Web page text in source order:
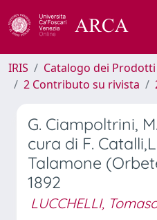
IRIS
Catalogo dei
2 Contributo su rivista
G. Ciampoltrini,
cura di F.
Talamone
1892
LUCCHELLI,